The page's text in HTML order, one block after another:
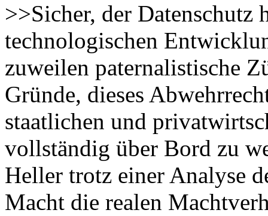
>>Sicher, der Datenschutz
technologischen
zuweilen paternalistische
Gründe, dieses
staatlichen und
vollständig über Bord zu
Heller trotz einer Analyse
Macht die realen